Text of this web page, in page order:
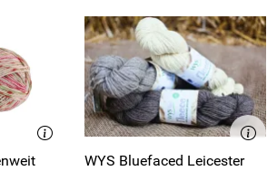
WYS Bluefaced Leicester